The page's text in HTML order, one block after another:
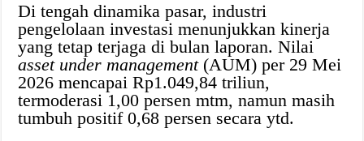
Di tengah dinamika pasar, industri
pengelolaan investasi menunjukkan kinerja
yang tetap terjaga di bulan laporan. Nilai
asset under management(AUM) per 29 Mei
2026 mencapai Rp1.049,84 triliun,
termoderasi 1,00 persen mtm, namun masih
tumbuh positif 0,68 persen secara ytd.